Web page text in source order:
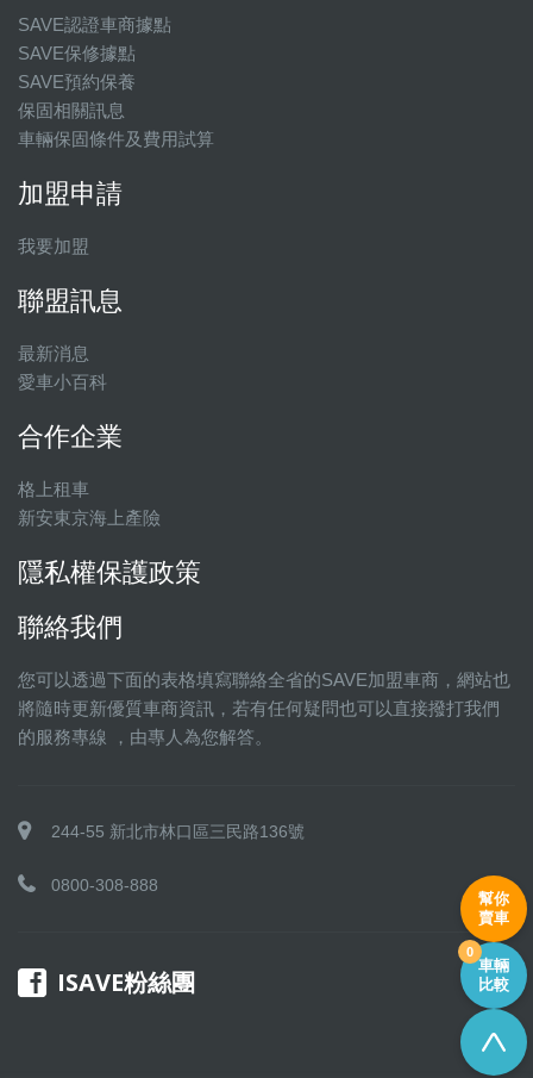
SAVE認證車商據點
SAVE保修據點
SAVE預約保養
保固相關訊息
車輛保固條件及費用試算
加盟申請
我要加盟
聯盟訊息
最新消息
愛車小百科
合作企業
格上租車
新安東京海上產險
隱私權保護政策
聯絡我們
您可以透過下面的表格填寫聯絡全省的SAVE加盟車商，網站也
將隨時更新優質車商資訊，若有任何疑問也可以直接撥打我們
的服務專線 ，由專人為您解答。
244-55 新北市林口區三民路136號
0800-308-888
ISAVE粉絲團
幫你
賣車
車輛
比較
0